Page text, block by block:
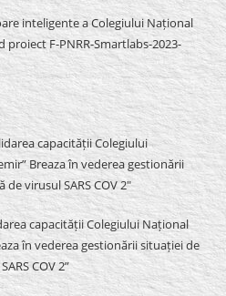
inteligente a Colegiului Național
proiect F-PNRR-Smartlabs-2023-
capacității Colegiului
Breaza în vederea gestionării
virusul SARS COV 2″
capacității Colegiului Național
în vederea gestionării situației de
COV 2”